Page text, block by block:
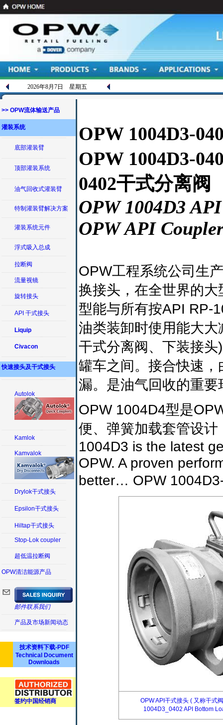
2026年8月7日 星期五
>> OPW流体输送产品
灌装系统
底部灌装臂
顶部灌装系统
油气回收式灌装臂
特制灌装臂解决方案
灌装系统元件
浮式吸入总成
拉断阀
流量视镜
旋转接头
API 干式接头
Liquip
Civacon
快速接头及干式接头
Autolok
Kamlok
Kamvalok
Drylok干式接头
Epsilon干式接头
Hiltap干式接头
Stop-Lok coupler
超低温拉断阀
OPW清洁能源产品
邮件联系我们
产品及市场新闻动态
技术资料下载-PDF
Technical Document
Downloads
签约中国经销商
OPW 1004D3-
OPW 1004D3-
0402干式分离阀
OPW 1004D3
OPW API
OPW工程系统公司生
换接头，在全世界的
型能与所有按API RP-
油类装卸时使用能大
干式分离阀、下装接
罐车之间。接合快速
漏。是油气回收的重
OPW 1004D4型是
便、弹簧加载套管设
1004D3 is the latest
OPW. A proven
better… OPW
OPW API干式接头 ( 又称干式
1004D3_0402 API Bottom